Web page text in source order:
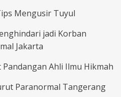
Mengusir Tuyul
jadi Korban
Jakarta
Ahli Ilmu Hikmah
Paranormal Tangerang